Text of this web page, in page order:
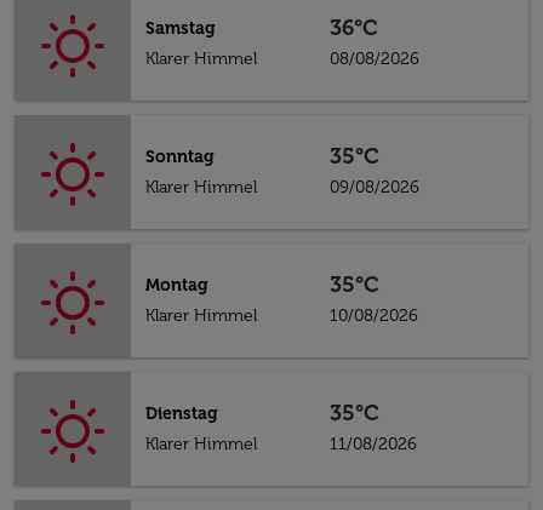
Samstag
Klarer Himmel
36°C
08/08/2026
Sonntag
Klarer Himmel
35°C
09/08/2026
Montag
Klarer Himmel
35°C
10/08/2026
Dienstag
Klarer Himmel
35°C
11/08/2026